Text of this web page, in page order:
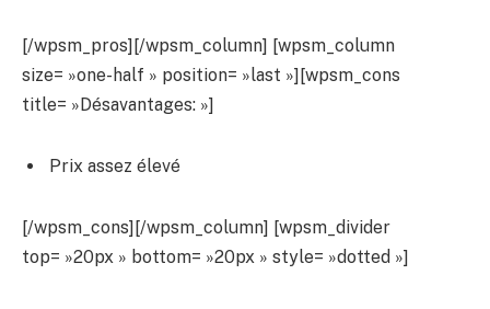
[/wpsm_pros][/wpsm_column] [wpsm_column
size= »one-half » position= »last »][wpsm_cons
title= »Désavantages: »]
Prix assez élevé
[/wpsm_cons][/wpsm_column] [wpsm_divider
top= »20px » bottom= »20px » style= »dotted »]